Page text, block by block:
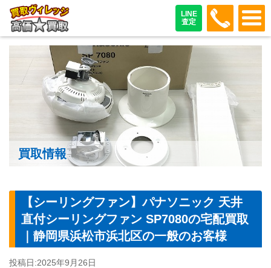
LINE
査定
048-
買取情報
【シーリングファン】パナソニック 天井
直付シーリングファン SP7080の宅配買取
｜静岡県浜松市浜北区の一般のお客様
投稿日:2025年9月26日